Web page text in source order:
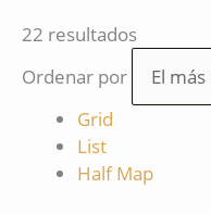
22 resultados
Ordenar por
Grid
List
Half Map